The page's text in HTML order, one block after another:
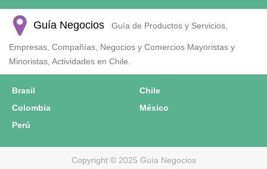
Guía Negocios Guía de Productos y Servicios,
Empresas, Compañías, Negocios y Comercios Mayoristas y
Minoristas, Actividades en Chile.
Brasil
Chile
Colombia
México
Perú
Copyright © 2025 Guía Negocios